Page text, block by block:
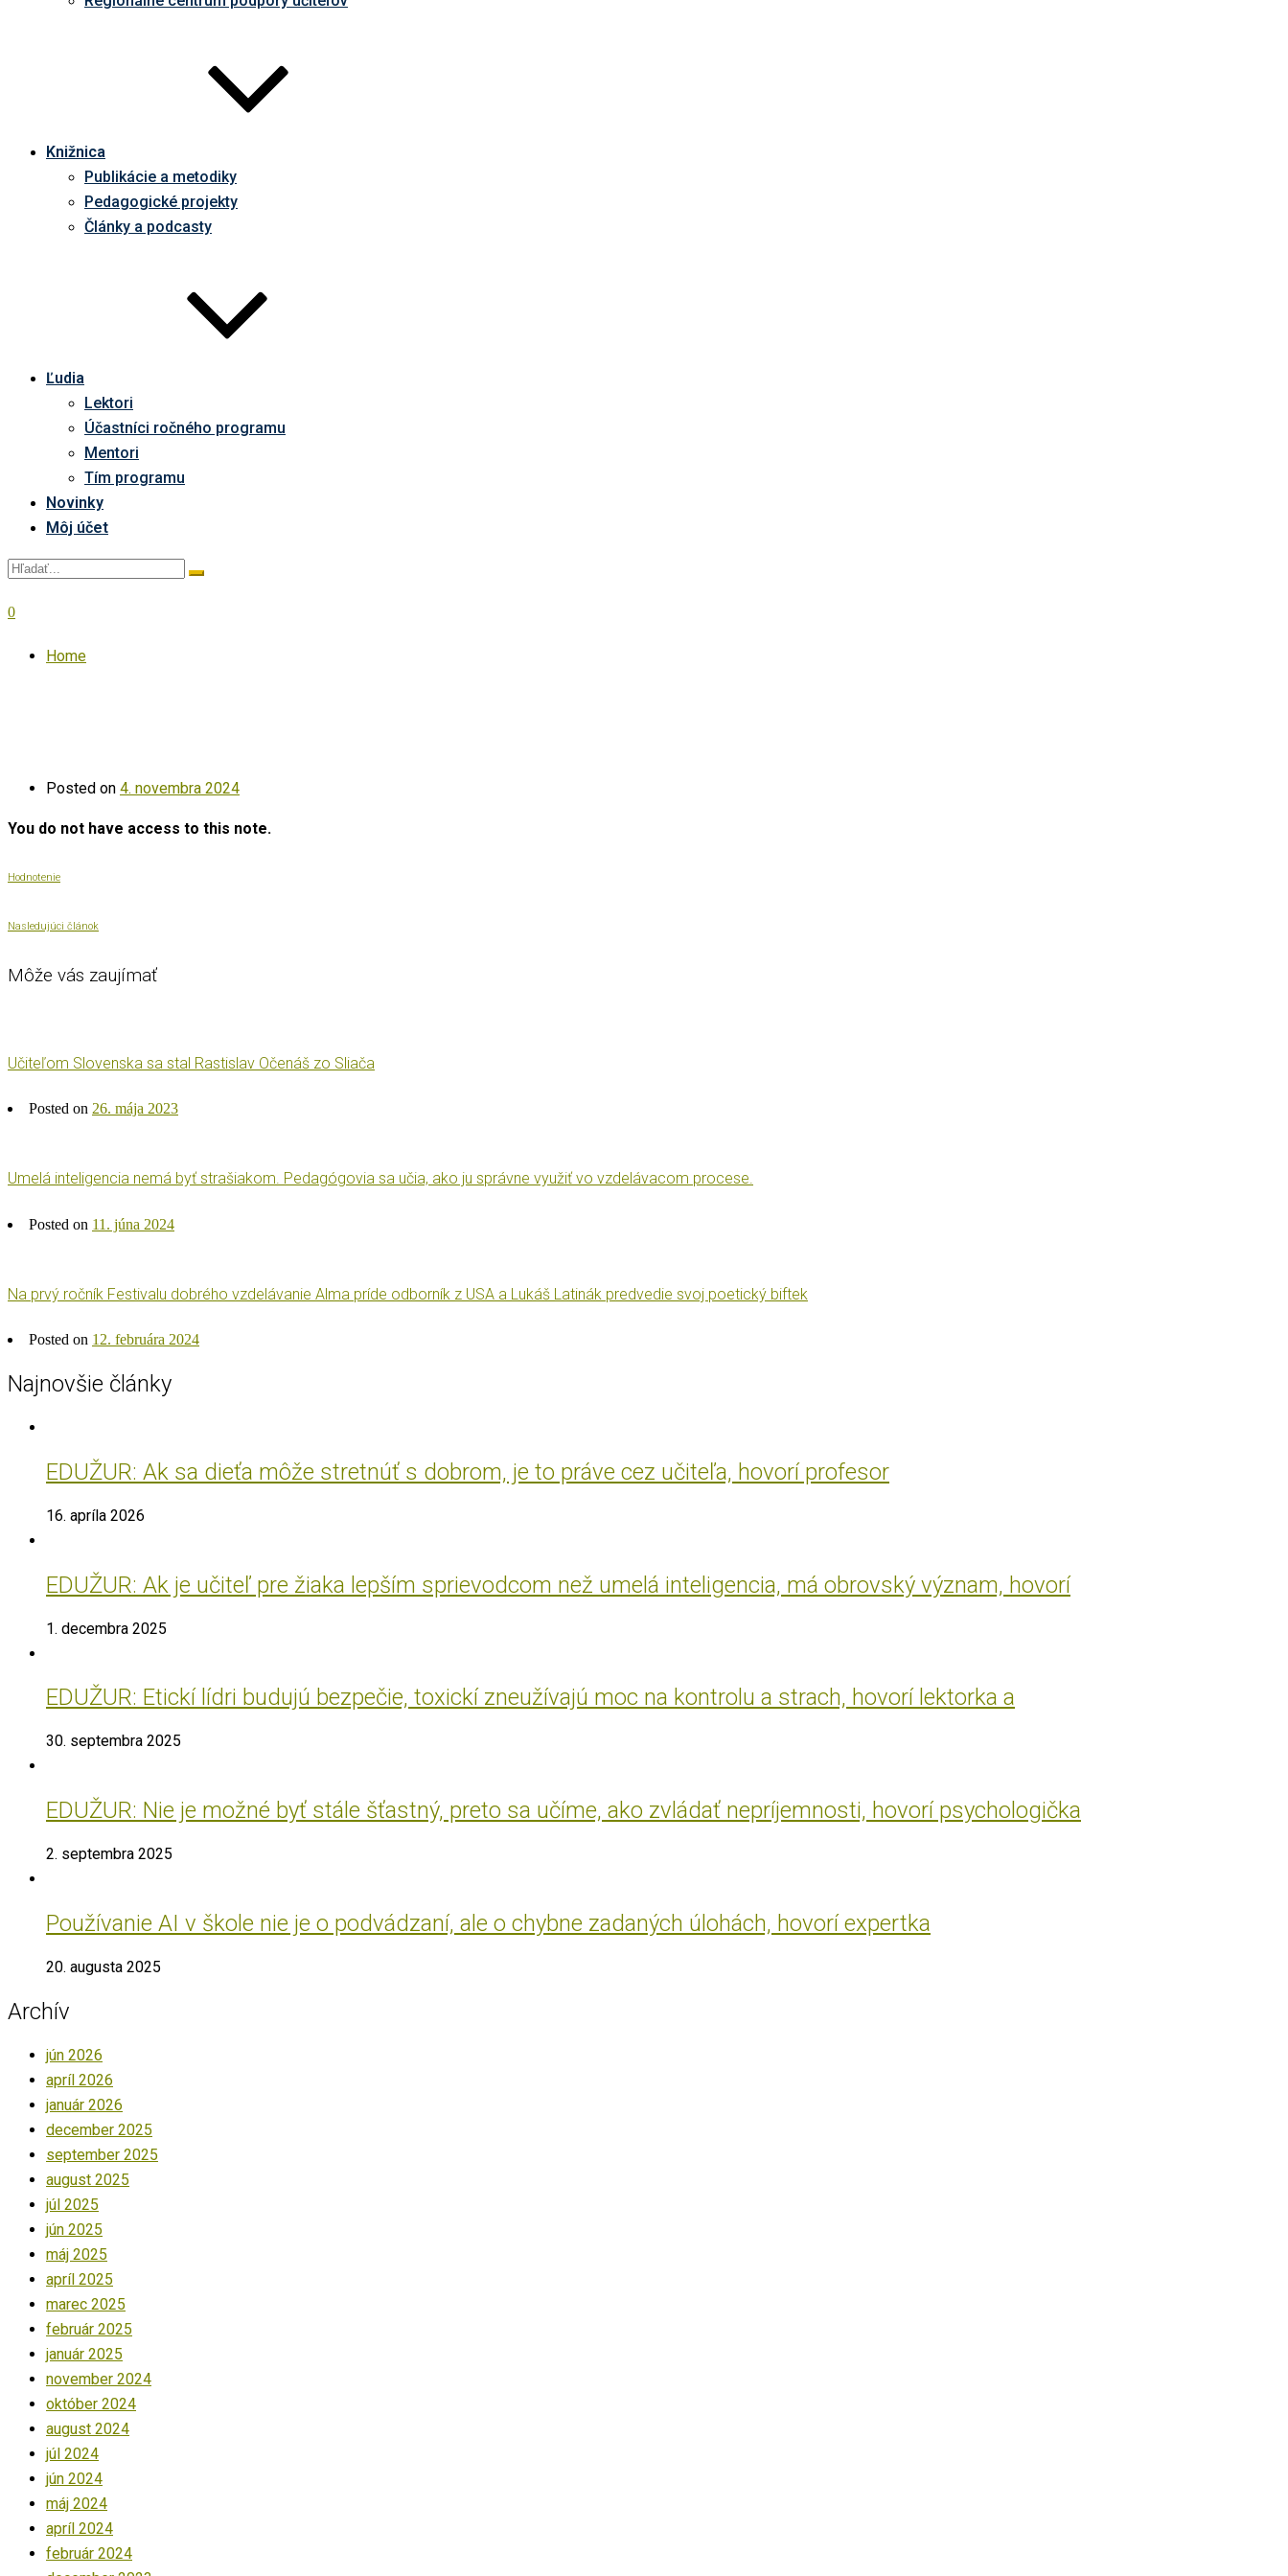
Knižnica
Publikácie a metodiky
Pedagogické projekty
Články a podcasty
Ľudia
Lektori
Účastníci ročného programu
Mentori
Tím programu
Novinky
Môj účet
0
Home
Posted on 4. novembra 2024
You do not have access to this note.
Hodnotenie
Nasledujúci článok
Môže vás zaujímať
Učiteľom Slovenska sa stal Rastislav Očenáš zo Sliača
Posted on 26. mája 2023
Umelá inteligencia nemá byť strašiakom. Pedagógovia sa učia, ako ju správne využiť vo vzdelávacom procese.
Posted on 11. júna 2024
Na prvý ročník Festivalu dobrého vzdelávanie Alma príde odborník z USA a Lukáš Latinák predvedie svoj poetický biftek
Posted on 12. februára 2024
Najnovšie články
EDUŽUR: Ak sa dieťa môže stretnúť s dobrom, je to práve cez učiteľa, hovorí profesor
16. apríla 2026
EDUŽUR: Ak je učiteľ pre žiaka lepším sprievodcom než umelá inteligencia, má obrovský význam, hovorí
1. decembra 2025
EDUŽUR: Etickí lídri budujú bezpečie, toxickí zneužívajú moc na kontrolu a strach, hovorí lektorka a
30. septembra 2025
EDUŽUR: Nie je možné byť stále šťastný, preto sa učíme, ako zvládať nepríjemnosti, hovorí psychologička
2. septembra 2025
Používanie AI v škole nie je o podvádzaní, ale o chybne zadaných úlohách, hovorí expertka
20. augusta 2025
Archív
jún 2026
apríl 2026
január 2026
december 2025
september 2025
august 2025
júl 2025
jún 2025
máj 2025
apríl 2025
marec 2025
február 2025
január 2025
november 2024
október 2024
august 2024
júl 2024
jún 2024
máj 2024
apríl 2024
február 2024